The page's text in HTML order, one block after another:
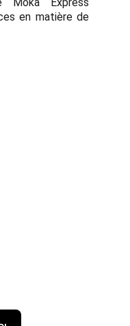
en matière de